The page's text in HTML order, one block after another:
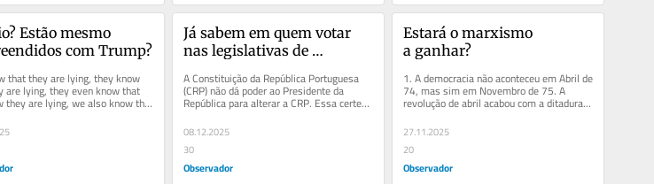
Estão mesmo
com Trump?
that they are lying, they know
are lying, they even know that
they are lying, we also know that
we know they are...
Já sabem em quem votar
nas legislativas de
A Constituição da República Portuguesa
(CRP) não dá poder ao Presidente da
República para alterar a CRP. Essa certeza
devia ser a primeira coisa...
08.12.2025
30
Observador
Estará o marxismo
a ganhar?
1. A democracia não aconteceu em Abril de
74, mas sim em Novembro de 75. A
revolução de abril acabou com a ditadura,
mas, durante 579 dias,...
27.11.2025
20
Observador